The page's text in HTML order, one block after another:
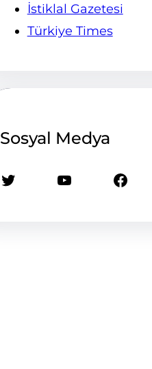
İstiklal Gazetesi
Türkiye Times
Sosyal Medya
Twitter YouTube Facebook